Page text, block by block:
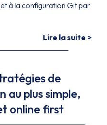
à la configuration Git par
Lire la suite >
de
au plus simple,
online first